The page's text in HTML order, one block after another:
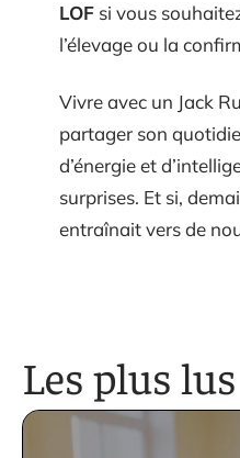
LOF si vous
l’élevage ou la
Vivre avec un Jack
partager son
d’énergie et
surprises. Et si,
entraînait vers de
Les plus lus